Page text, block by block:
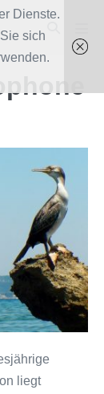
Schalter
liegt
Dienste.
sich